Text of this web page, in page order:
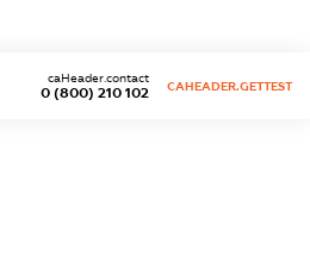
0 (800) 210 102
caHeader.contact
CAHEADER.GETTEST